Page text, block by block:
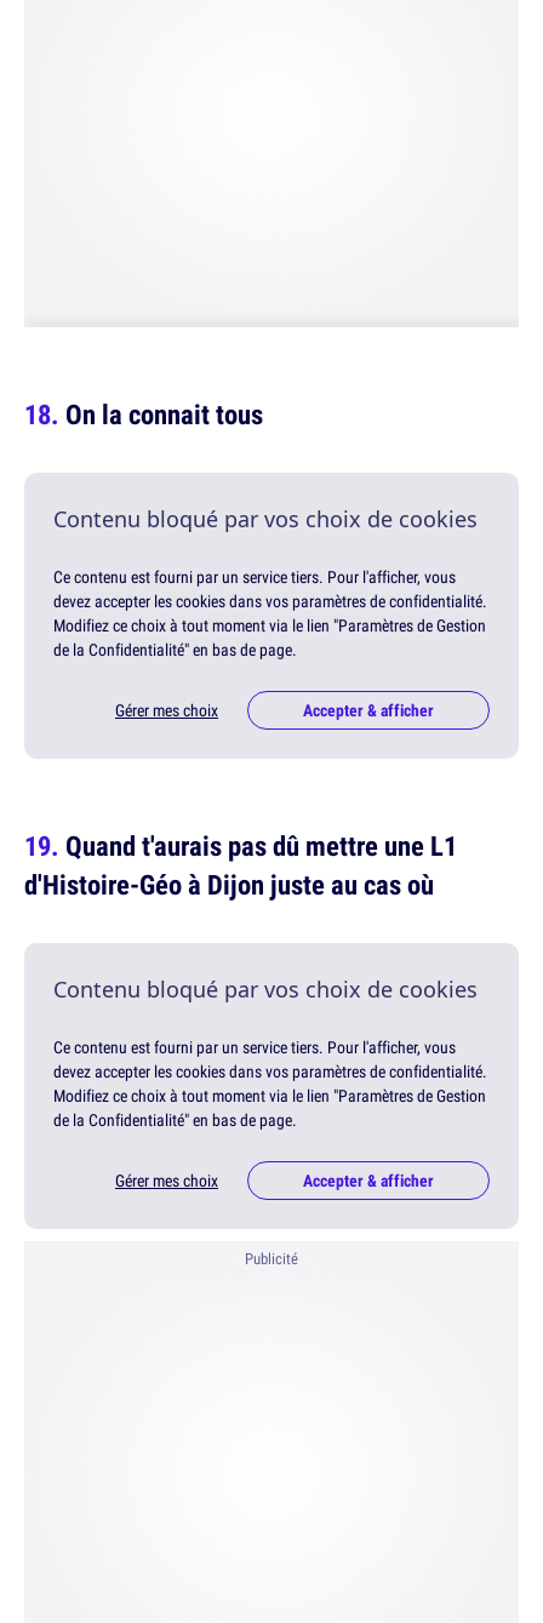
On la connait tous
Contenu bloqué par vos choix de cookies
Ce contenu est fourni par un service tiers. Pour l'afficher, vous
devez accepter les cookies dans vos paramètres de confidentialité.
Modifiez ce choix à tout moment via le lien "Paramètres de Gestion
de la Confidentialité" en bas de page.
Gérer mes choix Accepter & afficher
Quand t'aurais pas dû mettre une L1
d'Histoire-Géo à Dijon juste au cas où
Contenu bloqué par vos choix de cookies
Ce contenu est fourni par un service tiers. Pour l'afficher, vous
devez accepter les cookies dans vos paramètres de confidentialité.
Modifiez ce choix à tout moment via le lien "Paramètres de Gestion
de la Confidentialité" en bas de page.
Gérer mes choix Accepter & afficher
Publicité